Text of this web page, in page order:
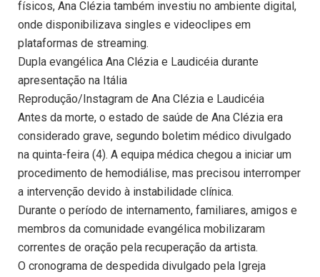
físicos, Ana Clézia também investiu no ambiente digital,
onde disponibilizava singles e videoclipes em
plataformas de streaming.
Dupla evangélica Ana Clézia e Laudicéia durante
apresentação na Itália
Reprodução/Instagram de Ana Clézia e Laudicéia
Antes da morte, o estado de saúde de Ana Clézia era
considerado grave, segundo boletim médico divulgado
na quinta-feira (4). A equipa médica chegou a iniciar um
procedimento de hemodiálise, mas precisou interromper
a intervenção devido à instabilidade clínica.
Durante o período de internamento, familiares, amigos e
membros da comunidade evangélica mobilizaram
correntes de oração pela recuperação da artista.
O cronograma de despedida divulgado pela Igreja